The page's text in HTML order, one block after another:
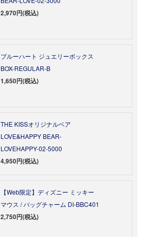
2,970円(税込)
ブルーハート ジュエリーボックス
BOX-REGULAR-B
1,650円(税込)
THE KISSオリジナルベア
LOVE&HAPPY BEAR-
LOVEHAPPY-02-5000
4,950円(税込)
【Web限定】ディズニー ミッキー
マウス / バッグチャーム DI-BBC401
2,750円(税込)